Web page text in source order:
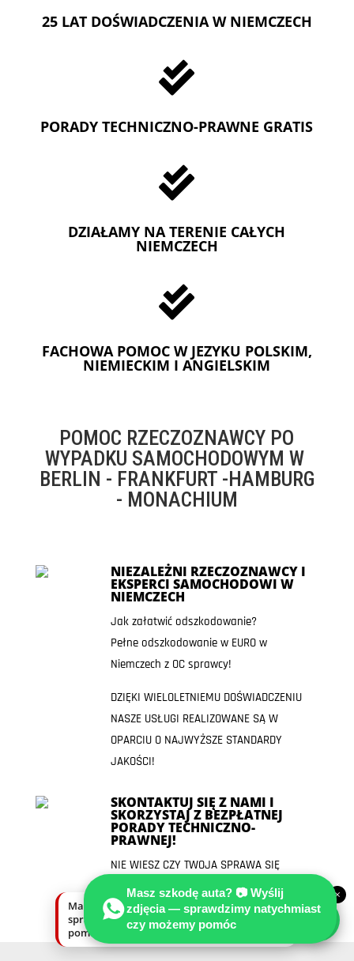
25 LAT DOŚWIADCZENIA W NIEMCZECH

PORADY TECHNICZNO-PRAWNE GRATIS

DZIAŁAMY NA TERENIE CAŁYCH
NIEMCZECH

FACHOWA POMOC W JEZYKU POLSKIM,
NIEMIECKIM I ANGIELSKIM
POMOC RZECZOZNAWCY PO
WYPADKU SAMOCHODOWYM W
BERLIN - FRANKFURT -HAMBURG
- MONACHIUM
NIEZALEŻNI RZECZOZNAWCY I
EKSPERCI SAMOCHODOWI W
NIEMCZECH
Jak załatwić odszkodowanie?
Pełne odszkodowanie w EURO w
Niemczech z OC sprawcy!
DZIĘKI WIELOLETNIEMU DOŚWIADCZENIU
NASZE USŁUGI REALIZOWANE SĄ W
OPARCIU O NAJWYŻSZE STANDARDY
JAKOŚCI!
SKONTAKTUJ SIĘ Z NAMI I
SKORZYSTAJ Z BEZPŁATNEJ
PORADY TECHNICZNO-
PRAWNEJ!
NIE WIESZ CZY TWOJA SPRAWA SIĘ
NADAJE ABY PRZEKAZAĆ JĄ
RZECZOZNAWCY SAMOCHODOWEMU?
Masz szkodę auta? 📷 Wyślij
zdjęcia — sprawdzimy natychmiast
czy możemy pomóc
×
Masz szkodę auta? Wyślij zdjęcia —
sprawdzimy natychmiast, czy możemy
pomóc.